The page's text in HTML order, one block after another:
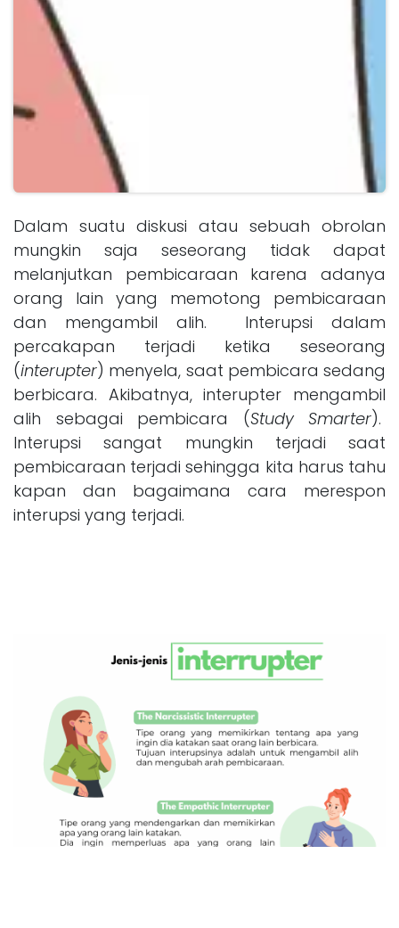
Dalam suatu diskusi atau sebuah obrolan
mungkin saja seseorang tidak dapat
melanjutkan pembicaraan karena adanya
orang lain yang memotong pembicaraan
dan mengambil alih. Interupsi dalam
percakapan terjadi ketika seseorang
(interupter) menyela, saat pembicara sedang
berbicara. Akibatnya, interupter mengambil
alih sebagai pembicara (Study Smarter).
Interupsi sangat mungkin terjadi saat
pembicaraan terjadi sehingga kita harus tahu
kapan dan bagaimana cara merespon
interupsi yang terjadi.